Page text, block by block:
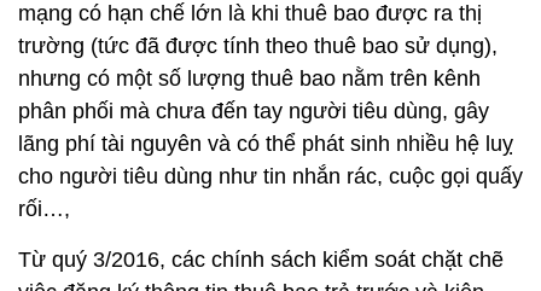
mạng có hạn chế lớn là khi thuê bao được ra thị
trường (tức đã được tính theo thuê bao sử dụng),
nhưng có một số lượng thuê bao nằm trên kênh
phân phối mà chưa đến tay người tiêu dùng, gây
lãng phí tài nguyên và có thể phát sinh nhiều hệ luỵ
cho người tiêu dùng như tin nhắn rác, cuộc gọi quấy
rối…,
Từ quý 3/2016, các chính sách kiểm soát chặt chẽ